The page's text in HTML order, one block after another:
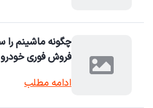
فروش فوری خودرو
ادامه مطلب